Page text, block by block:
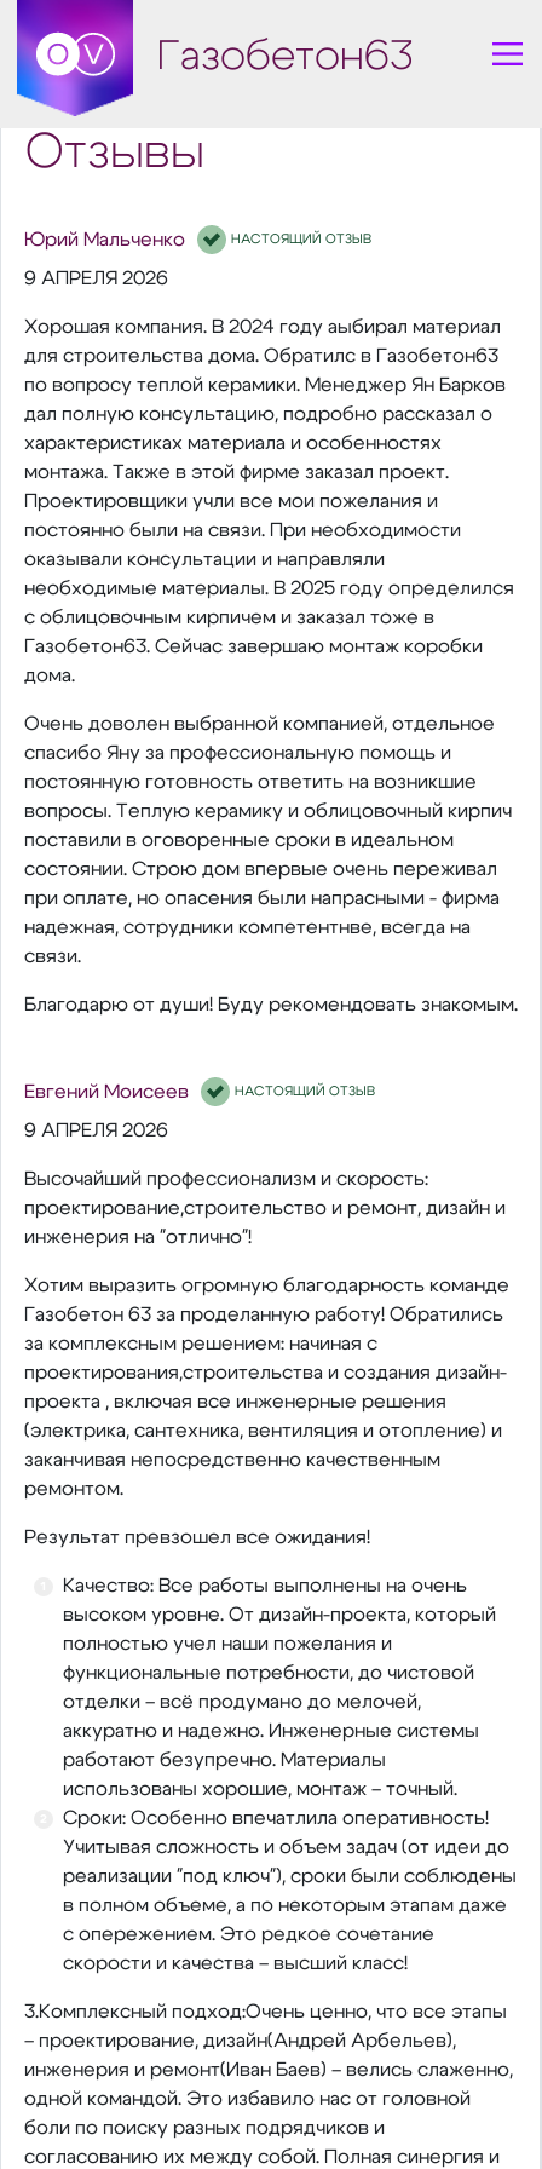
Газобетон63
Отзывы
Юрий Мальченко НАСТОЯЩИЙ ОТЗЫВ
9 АПРЕЛЯ 2026
Хорошая компания. В 2024 году аыбирал материал
для строительства дома. Обратилс в Газобетон63
по вопросу теплой керамики. Менеджер Ян Барков
дал полную консультацию, подробно рассказал о
характеристиках материала и особенностях
монтажа. Также в этой фирме заказал проект.
Проектировщики учли все мои пожелания и
постоянно были на связи. При необходимости
оказывали консультации и направляли
необходимые материалы. В 2025 году определился
с облицовочным кирпичем и заказал тоже в
Газобетон63. Сейчас завершаю монтаж коробки
дома.
Очень доволен выбранной компанией, отдельное
спасибо Яну за профессиональную помощь и
постоянную готовность ответить на возникшие
вопросы. Теплую керамику и облицовочный кирпич
поставили в оговоренные сроки в идеальном
состоянии. Строю дом впервые очень переживал
при оплате, но опасения были напрасными - фирма
надежная, сотрудники компетентнве, всегда на
связи.
Благодарю от души! Буду рекомендовать знакомым.
Евгений Моисеев НАСТОЯЩИЙ ОТЗЫВ
9 АПРЕЛЯ 2026
Высочайший профессионализм и скорость:
проектирование,строительство и ремонт, дизайн и
инженерия на "отлично"!
Хотим выразить огромную благодарность команде
Газобетон 63 за проделанную работу! Обратились
за комплексным решением: начиная с
проектирования,строительства и создания дизайн-
проекта , включая все инженерные решения
(электрика, сантехника, вентиляция и отопление) и
заканчивая непосредственно качественным
ремонтом.
Результат превзошел все ожидания!
Качество: Все работы выполнены на очень
высоком уровне. От дизайн-проекта, который
полностью учел наши пожелания и
функциональные потребности, до чистовой
отделки – всё продумано до мелочей,
аккуратно и надежно. Инженерные системы
работают безупречно. Материалы
использованы хорошие, монтаж – точный.
Сроки: Особенно впечатлила оперативность!
Учитывая сложность и объем задач (от идеи до
реализации "под ключ"), сроки были соблюдены
в полном объеме, а по некоторым этапам даже
с опережением. Это редкое сочетание
скорости и качества – высший класс!
3.Комплексный подход:Очень ценно, что все этапы
– проектирование, дизайн(Андрей Арбельев),
инженерия и ремонт(Иван Баев) – велись слаженно,
одной командой. Это избавило нас от головной
боли по поиску разных подрядчиков и
согласованию их между собой. Полная синергия и